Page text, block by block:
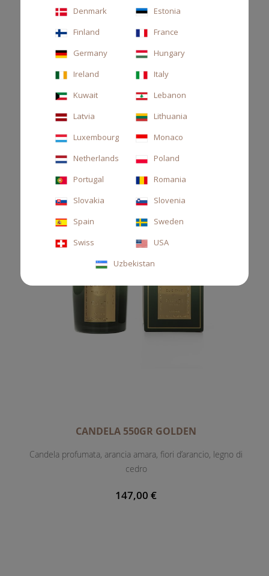
CANDELA 270GR GOLDEN
Candela profumata, arancia amara, fiori d’arancio, legno di
cedro
58,00 €
CANDELA 550GR GOLDEN
Candela profumata, arancia amara, fiori d’arancio, legno di
cedro
147,00 €
Denmark
Estonia
Finland
France
Germany
Hungary
Ireland
Italy
Kuwait
Lebanon
Latvia
Lithuania
Luxembourg
Monaco
Netherlands
Poland
Portugal
Romania
Slovakia
Slovenia
Spain
Sweden
Swiss
USA
Uzbekistan